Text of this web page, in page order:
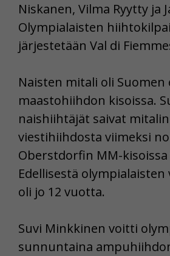
Niskanen, Vilma Ryytty ja
Olympialaisten
järjestetään Val di
Naisten mitali oli
maastohiihdon kisoissa.
naishiihtäjät saivat mitalin
viestihiihdosta viimeksi
Oberstdorfin MM-kisoissa
Edellisestä
oli jo 12 vuotta.
Suvi Minkkinen voitti
sunnuntaina